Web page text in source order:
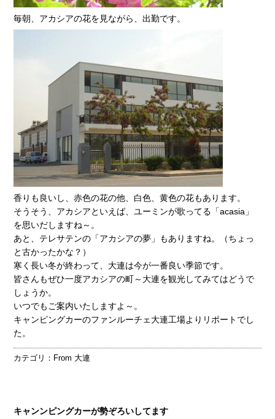
毎朝、アカシアの花を見ながら、出勤です。
香りも良いし、赤色の花の他、白色、黄色の花もあります。
そうそう、アカシアといえば、ユーミンが歌ってる「acasia」
を思いだしますね～。
あと、テレサテンの「アカシアの夢」もありますね。（ちょっ
と古かったかな？）
寒く長い冬が終わって、大連は今が一番良い季節です。
皆さんもぜひ一度アカシアの町～大連を観光してみてはどうで
しょうか。
いつでもご案内いたしますよ～。
キャンピングカーのファンルーチェ大連工場よりリポートでし
た。
カテゴリ： From 大連
キャンンピングカーが勢ぞろいしてます